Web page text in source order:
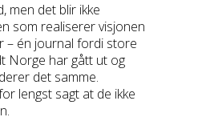
men det blir ikke
som realiserer visjonen
– én journal fordi store
Norge har gått ut og
det samme.
lengst sagt at de ikke